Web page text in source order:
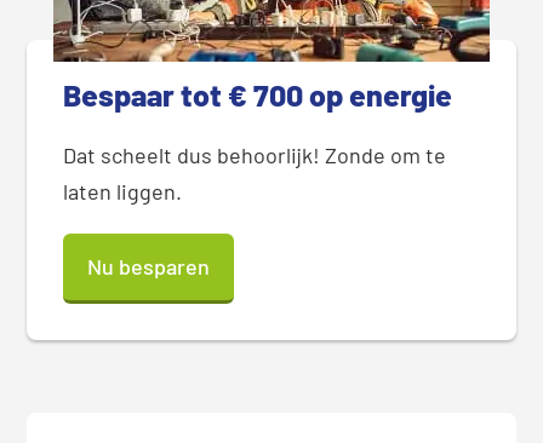
Bespaar tot € 700 op energie
Dat scheelt dus behoorlijk! Zonde om te
laten liggen.
Nu besparen